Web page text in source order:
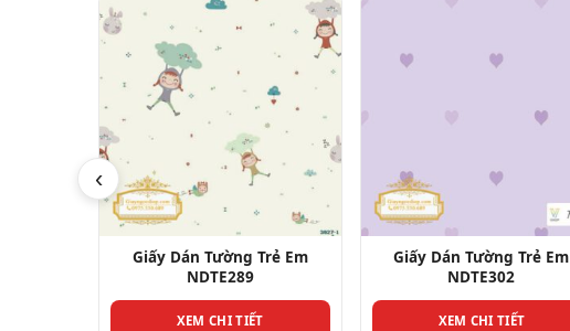
‹
Giấy Dán Tường Trẻ Em
NDTE302
XEM CHI TIẾT
Giấy Dán Tường Trẻ Em
NDTE295
XEM CHI TIẾT